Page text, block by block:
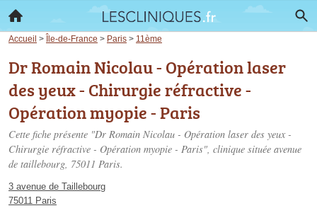
Accueil > Île-de-France > Paris > 11ème
Dr Romain Nicolau - Opération laser
des yeux - Chirurgie réfractive -
Opération myopie - Paris
Cette fiche présente "Dr Romain Nicolau - Opération laser des yeux -
Chirurgie réfractive - Opération myopie - Paris", clinique située avenue
de taillebourg, 75011 Paris.
3 avenue de Taillebourg
75011 Paris